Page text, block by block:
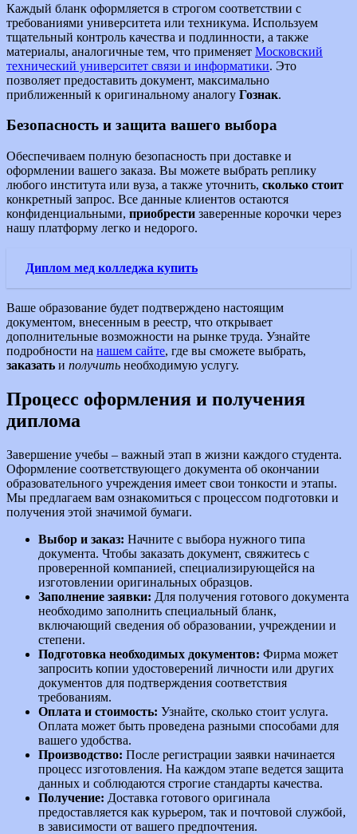
Каждый бланк оформляется в строгом соответствии с
требованиями университета или техникума. Используем
тщательный контроль качества и подлинности, а также
материалы, аналогичные тем, что применяет Московский
технический университет связи и информатики. Это
позволяет предоставить документ, максимально
приближенный к оригинальному аналогу Гознак.
Безопасность и защита вашего выбора
Обеспечиваем полную безопасность при доставке и
оформлении вашего заказа. Вы можете выбрать реплику
любого института или вуза, а также уточнить, сколько стоит
конкретный запрос. Все данные клиентов остаются
конфиденциальными, приобрести заверенные корочки через
нашу платформу легко и недорого.
Диплом мед колледжа купить
Ваше образование будет подтверждено настоящим
документом, внесенным в реестр, что открывает
дополнительные возможности на рынке труда. Узнайте
подробности на нашем сайте, где вы сможете выбрать,
заказать и получить необходимую услугу.
Процесс оформления и получения
диплома
Завершение учебы – важный этап в жизни каждого студента.
Оформление соответствующего документа об окончании
образовательного учреждения имеет свои тонкости и этапы.
Мы предлагаем вам ознакомиться с процессом подготовки и
получения этой значимой бумаги.
Выбор и заказ: Начните с выбора нужного типа
документа. Чтобы заказать документ, свяжитесь с
проверенной компанией, специализирующейся на
изготовлении оригинальных образцов.
Заполнение заявки: Для получения готового документа
необходимо заполнить специальный бланк,
включающий сведения об образовании, учреждении и
степени.
Подготовка необходимых документов: Фирма может
запросить копии удостоверений личности или других
документов для подтверждения соответствия
требованиям.
Оплата и стоимость: Узнайте, сколько стоит услуга.
Оплата может быть проведена разными способами для
вашего удобства.
Производство: После регистрации заявки начинается
процесс изготовления. На каждом этапе ведется защита
данных и соблюдаются строгие стандарты качества.
Получение: Доставка готового оригинала
предоставляется как курьером, так и почтовой службой,
в зависимости от вашего предпочтения.